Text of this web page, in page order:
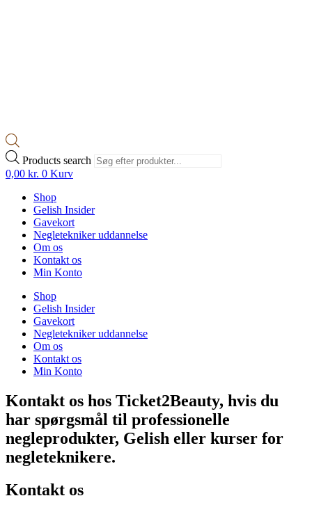
Products search
0,00 kr. 0 Kurv
Shop
Gelish Insider
Gavekort
Negletekniker uddannelse
Om os
Kontakt os
Min Konto
Shop
Gelish Insider
Gavekort
Negletekniker uddannelse
Om os
Kontakt os
Min Konto
Kontakt os hos Ticket2Beauty, hvis du
har spørgsmål til professionelle
negleprodukter, Gelish eller kurser for
negleteknikere.
Kontakt os